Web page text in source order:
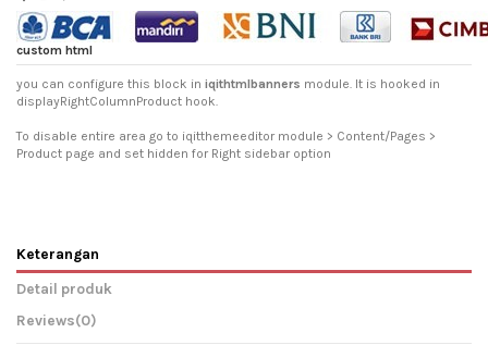
custom html
you can configure this block in iqithtmlbanners module. It is hooked in
displayRightColumnProduct hook.
To disable entire area go to iqitthemeeditor module > Content/Pages >
Product page and set hidden for Right sidebar option
Keterangan
Detail produk
Reviews(0)